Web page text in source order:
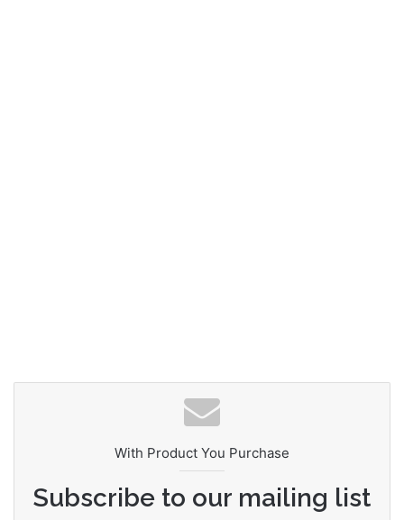
With Product You Purchase
Subscribe to our mailing list